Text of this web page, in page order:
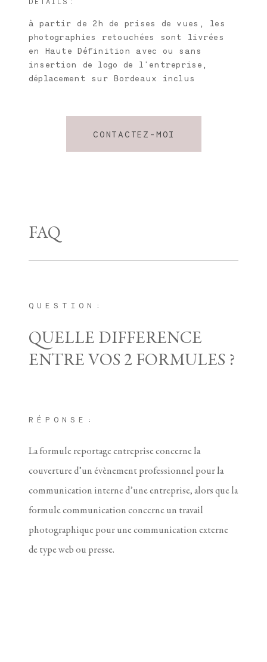
CONTACTEZ-MOI
à partir de 2h de prises de vues, les
photographies retouchées sont livrées
en Haute Définition avec ou sans
insertion de logo de l'entreprise,
déplacement sur Bordeaux inclus
FAQ
RÉPONSE:
QUESTION:
La formule reportage entreprise concerne la
couverture d’un évènement professionnel pour la
communication interne d’une entreprise, alors que la
formule communication concerne un travail
photographique pour une communication externe
de type web ou presse.
QUELLE DIFFERENCE
ENTRE VOS 2 FORMULES ?